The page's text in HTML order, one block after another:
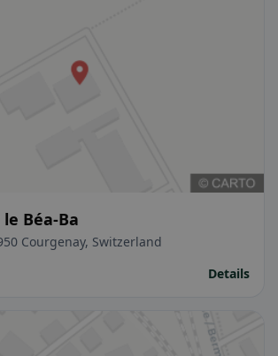
Béa-Ba
Courgenay, Switzerland
Details